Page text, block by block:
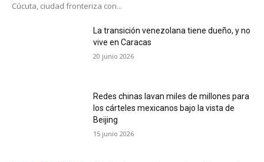
Cúcuta, ciudad fronteriza con...
La transición venezolana tiene dueño, y no
vive en Caracas
20 junio 2026
Redes chinas lavan miles de millones para
los cárteles mexicanos bajo la vista de
Beijing
15 junio 2026